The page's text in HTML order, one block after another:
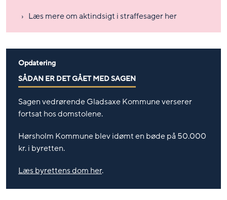
Læs mere om aktindsigt i straffesager her
Opdatering
SÅDAN ER DET GÅET MED SAGEN
Sagen vedrørende Gladsaxe Kommune verserer
fortsat hos domstolene.
Hørsholm Kommune blev idømt en bøde på 50.000
kr. i byretten.
Læs byrettens dom her.